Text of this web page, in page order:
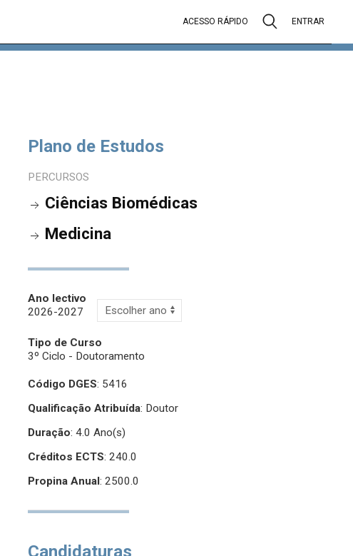
ACESSO RÁPIDO ENTRAR
Plano de Estudos
PERCURSOS
Ciências Biomédicas
Medicina
Ano lectivo
2026-2027
Tipo de Curso
3º Ciclo - Doutoramento
Código DGES: 5416
Qualificação Atribuída: Doutor
Duração: 4.0 Ano(s)
Créditos ECTS: 240.0
Propina Anual: 2500.0
Candidaturas